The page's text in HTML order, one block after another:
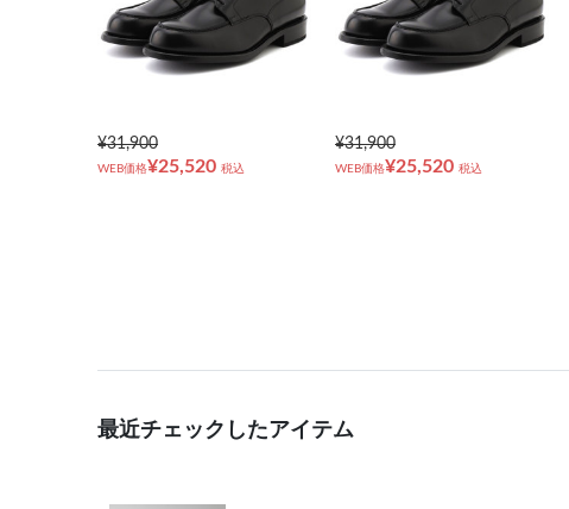
¥31,900
WEB価格¥25,520 税込
¥31,900
WEB価格¥25,520 税込
最近チェックしたアイテム